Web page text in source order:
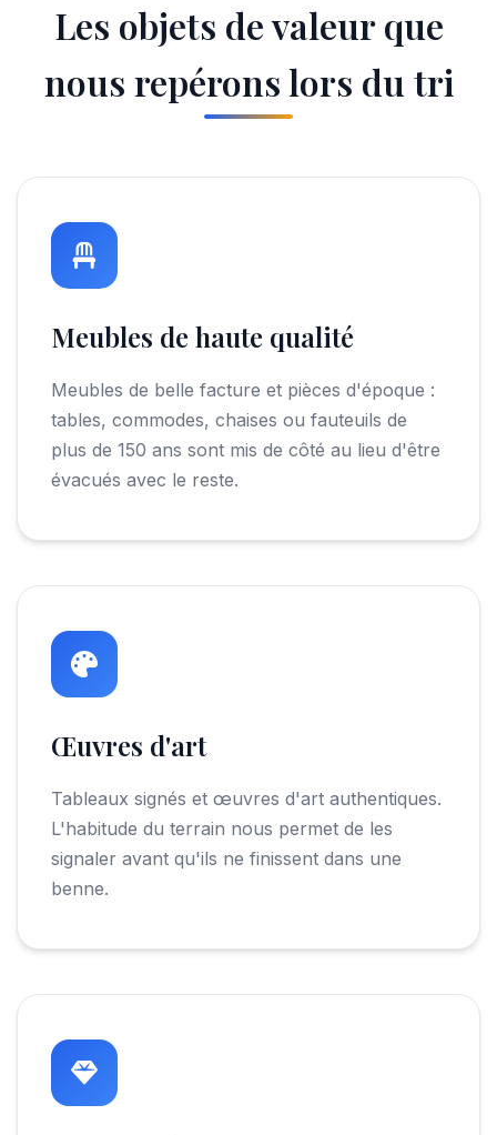
Les objets de valeur que
nous repérons lors du tri
Meubles de haute qualité
Meubles de belle facture et pièces d'époque :
tables, commodes, chaises ou fauteuils de
plus de 150 ans sont mis de côté au lieu d'être
évacués avec le reste.
Œuvres d'art
Tableaux signés et œuvres d'art authentiques.
L'habitude du terrain nous permet de les
signaler avant qu'ils ne finissent dans une
benne.